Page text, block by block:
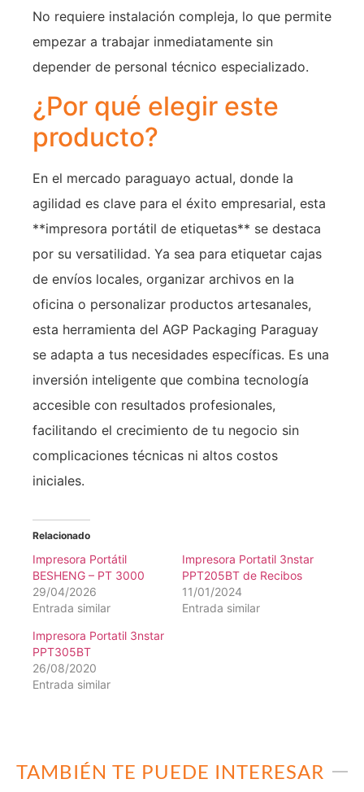
No requiere instalación compleja, lo que permite
empezar a trabajar inmediatamente sin
depender de personal técnico especializado.
¿Por qué elegir este
producto?
En el mercado paraguayo actual, donde la
agilidad es clave para el éxito empresarial, esta
**impresora portátil de etiquetas** se destaca
por su versatilidad. Ya sea para etiquetar cajas
de envíos locales, organizar archivos en la
oficina o personalizar productos artesanales,
esta herramienta del AGP Packaging Paraguay
se adapta a tus necesidades específicas. Es una
inversión inteligente que combina tecnología
accesible con resultados profesionales,
facilitando el crecimiento de tu negocio sin
complicaciones técnicas ni altos costos
iniciales.
Relacionado
Impresora Portátil
BESHENG – PT 3000
29/04/2026
Entrada similar
Impresora Portatil 3nstar
PPT205BT de Recibos
11/01/2024
Entrada similar
Impresora Portatil 3nstar
PPT305BT
26/08/2020
Entrada similar
TAMBIÉN TE PUEDE INTERESAR